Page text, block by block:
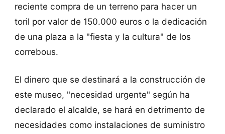
reciente compra de un terreno para hacer un
toril por valor de 150.000 euros o la dedicación
de una plaza a la "fiesta y la cultura" de los
correbous.
El dinero que se destinará a la construcción de
este museo, "necesidad urgente" según ha
declarado el alcalde, se hará en detrimento de
necesidades como instalaciones de suministro